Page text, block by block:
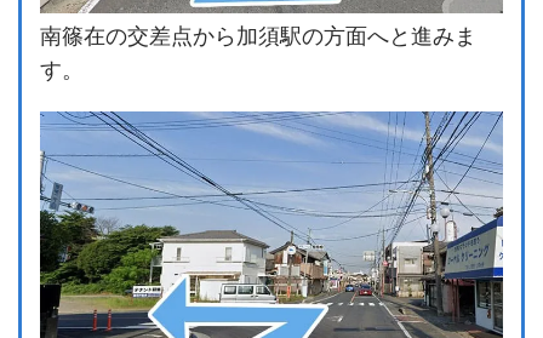
南篠在の交差点から加須駅の方面へと進みま
す。